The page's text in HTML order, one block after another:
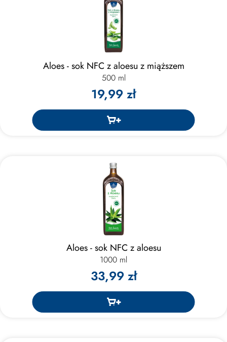
Aloes - sok NFC z aloesu z miąższem
500 ml
19,99 zł
Aloes - sok NFC z aloesu
1000 ml
33,99 zł